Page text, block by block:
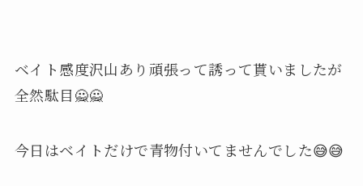
ベイト感度沢山あり頑張って誘って貰いましたが
全然駄目🙅🙅
今日はベイトだけで青物付いてませんでした😅😅